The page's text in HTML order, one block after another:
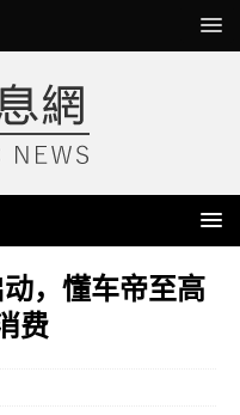
，懂车帝至高
费